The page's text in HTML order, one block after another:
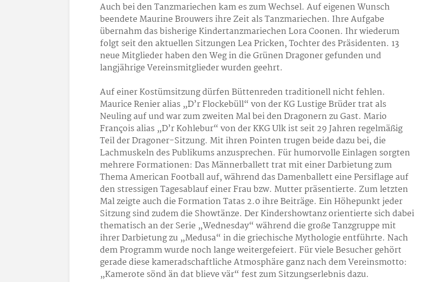
Auch bei den Tanzmariechen kam es zum Wechsel. Auf eigenen Wunsch
beendete Maurine Brouwers ihre Zeit als Tanzmariechen. Ihre Aufgabe
übernahm das bisherige Kindertanzmariechen Lora Coonen. Ihr wiederum
folgt seit den aktuellen Sitzungen Lea Pricken, Tochter des Präsidenten. 13
neue Mitglieder haben den Weg in die Grünen Dragoner gefunden und
langjährige Vereinsmitglieder wurden geehrt.
Auf einer Kostümsitzung dürfen Büttenreden traditionell nicht fehlen.
Maurice Renier alias „D’r Flockebüll“ von der KG Lustige Brüder trat als
Neuling auf und war zum zweiten Mal bei den Dragonern zu Gast. Mario
François alias „D’r Kohlebur“ von der KKG Ulk ist seit 29 Jahren regelmäßig
Teil der Dragoner-Sitzung. Mit ihren Pointen trugen beide dazu bei, die
Lachmuskeln des Publikums anzusprechen. Für humorvolle Einlagen sorgten
mehrere Formationen: Das Männerballett trat mit einer Darbietung zum
Thema American Football auf, während das Damenballett eine Persiflage auf
den stressigen Tagesablauf einer Frau bzw. Mutter präsentierte. Zum letzten
Mal zeigte auch die Formation Tatas 2.0 ihre Beiträge. Ein Höhepunkt jeder
Sitzung sind zudem die Showtänze. Der Kindershowtanz orientierte sich dabei
thematisch an der Serie „Wednesday“ während die große Tanzgruppe mit
ihrer Darbietung zu „Medusa“ in die griechische Mythologie entführte. Nach
dem Programm wurde noch lange weitergefeiert. Für viele Besucher gehört
gerade diese kameradschaftliche Atmosphäre ganz nach dem Vereinsmotto:
„Kamerote sönd än dat blieve vär“ fest zum Sitzungserlebnis dazu.